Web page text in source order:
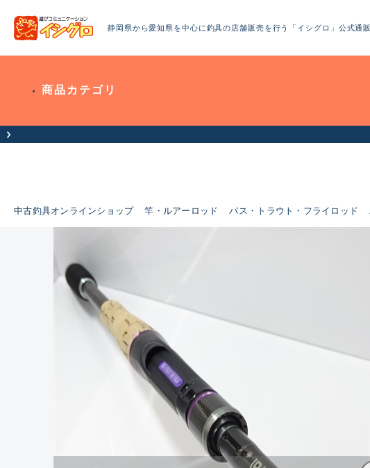
静岡県から愛知県を中心に釣具の店舗販売を行う「イシグロ」公式通
商品カテゴリ
中古釣具オンラインショップ 竿・ルアーロッド バス・トラウト・フライロッド